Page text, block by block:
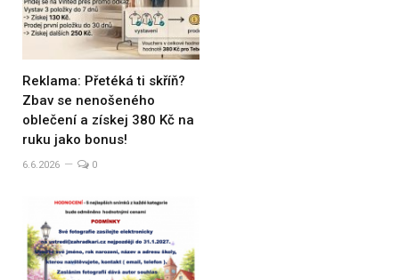
Reklama: Přetéká ti skříň?
Zbav se nenošeného
oblečení a získej 380 Kč na
ruku jako bonus!
6.6.2026 0